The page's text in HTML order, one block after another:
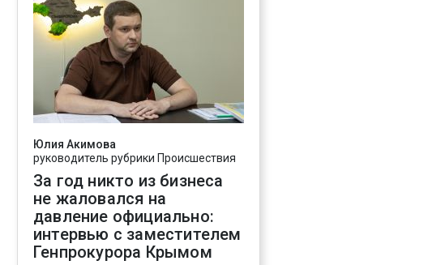
Юлия Акимова
руководитель рубрики Происшествия
За год никто из бизнеса
не жаловался на
давление официально:
интервью с заместителем
Генпрокурора Крымом